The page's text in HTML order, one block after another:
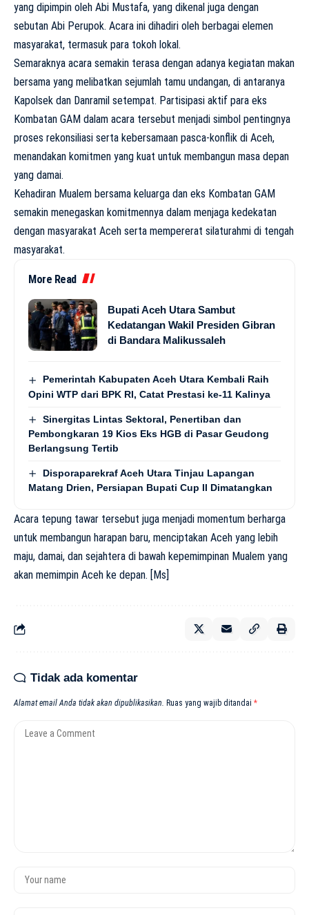
yang dipimpin oleh Abi Mustafa, yang dikenal juga dengan
sebutan Abi Perupok. Acara ini dihadiri oleh berbagai elemen
masyarakat, termasuk para tokoh lokal.
Semaraknya acara semakin terasa dengan adanya kegiatan makan
bersama yang melibatkan sejumlah tamu undangan, di antaranya
Kapolsek dan Danramil setempat. Partisipasi aktif para eks
Kombatan GAM dalam acara tersebut menjadi simbol pentingnya
proses rekonsiliasi serta kebersamaan pasca-konflik di Aceh,
menandakan komitmen yang kuat untuk membangun masa depan
yang damai.
Kehadiran Mualem bersama keluarga dan eks Kombatan GAM
semakin menegaskan komitmennya dalam menjaga kedekatan
dengan masyarakat Aceh serta mempererat silaturahmi di tengah
masyarakat.
More Read
Bupati Aceh Utara Sambut
Kedatangan Wakil Presiden Gibran
di Bandara Malikussaleh
Pemerintah Kabupaten Aceh Utara Kembali Raih
Opini WTP dari BPK RI, Catat Prestasi ke-11 Kalinya
Sinergitas Lintas Sektoral, Penertiban dan
Pembongkaran 19 Kios Eks HGB di Pasar Geudong
Berlangsung Tertib
Disporaparekraf Aceh Utara Tinjau Lapangan
Matang Drien, Persiapan Bupati Cup II Dimatangkan
Acara tepung tawar tersebut juga menjadi momentum berharga
untuk membangun harapan baru, menciptakan Aceh yang lebih
maju, damai, dan sejahtera di bawah kepemimpinan Mualem yang
akan memimpin Aceh ke depan. [Ms]
Tidak ada komentar
Alamat email Anda tidak akan dipublikasikan. Ruas yang wajib ditandai *